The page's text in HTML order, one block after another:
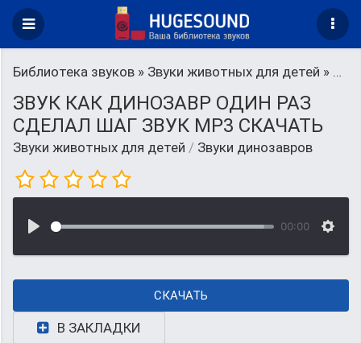
Библиотека звуков » Звуки животных для детей » Звуки динозавров
ЗВУК КАК ДИНОЗАВР ОДИН РАЗ
СДЕЛАЛ ШАГ ЗВУК MP3 СКАЧАТЬ
Звуки животных для детей / Звуки динозавров
00:00
СКАЧАТЬ
В ЗАКЛАДКИ